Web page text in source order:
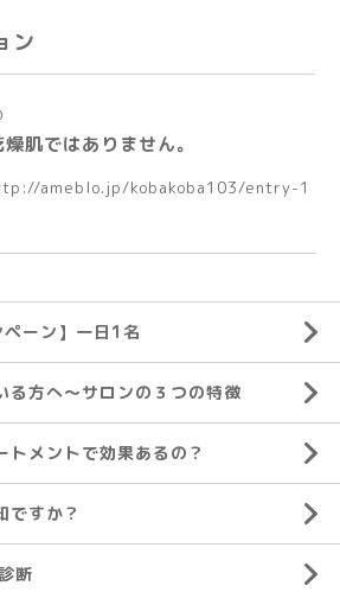
ン
肌ではありません。
ameblo.jp/kobakoba103/entry-1
ペーン】一日1名
る方へ～サロンの３つの特徴
トメントで効果あるの？
ですか？
断